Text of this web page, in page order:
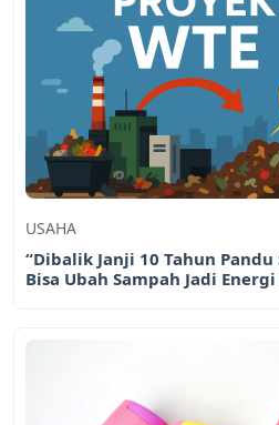
USAHA
“Dibalik Janji 10 Tahun Pandu
Bisa Ubah Sampah Jadi